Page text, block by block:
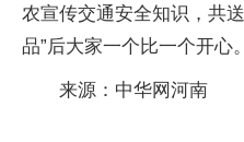
农宣传交通安全知识，共
品”后大家一个比一个开心
来源：中华网河南